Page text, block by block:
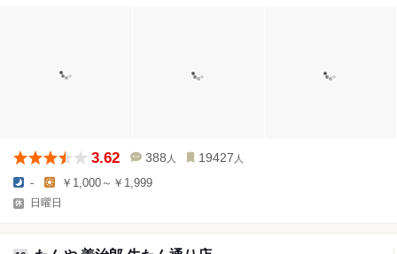
3.62 388 人 19427 人
- ￥1,000～￥1,999
日曜日